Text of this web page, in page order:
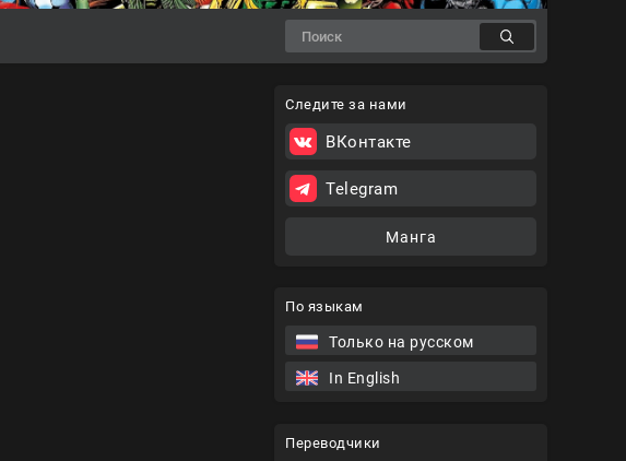
По языкам
Только на русском
In English
Переводчики
Следите за нами
ВКонтакте
Telegram
Манга